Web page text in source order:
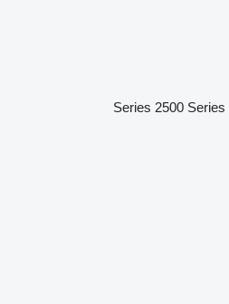
2500 Series